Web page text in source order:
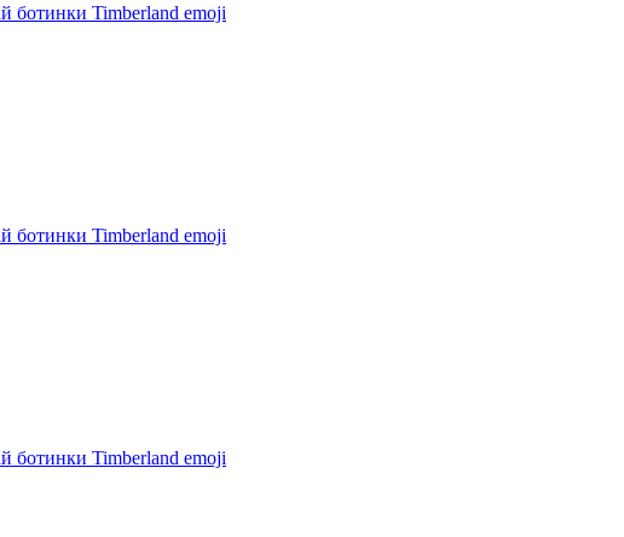
ботинки Timberland emoji
ботинки Timberland emoji
ботинки Timberland emoji